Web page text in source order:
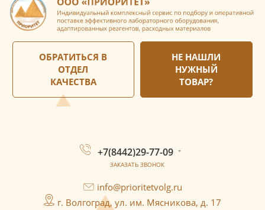
ОБРАТИТЬСЯ В
ОТДЕЛ
КАЧЕСТВА
НЕ НАШЛИ
НУЖНЫЙ
ТОВАР?
+7(8442)29-77-09
ЗАКАЗАТЬ ЗВОНОК
info@prioritetvolg.ru
г. Волгоград, ул. им. Мясникова, д. 17